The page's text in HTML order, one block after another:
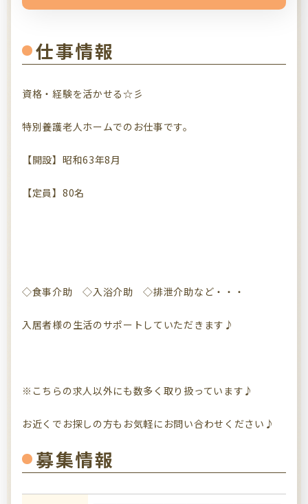
仕事情報
資格・経験を活かせる☆彡
特別養護老人ホームでのお仕事です。
【開設】昭和63年8月
【定員】80名
◇食事介助 ◇入浴介助 ◇排泄介助など・・・
入居者様の生活のサポートしていただきます♪
※こちらの求人以外にも数多く取り扱っています♪
お近くでお探しの方もお気軽にお問い合わせください♪
募集情報